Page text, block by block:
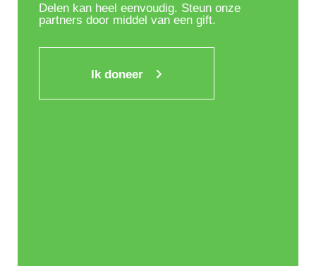
Delen kan heel eenvoudig. Steun onze
partners door middel van een gift.
Ik doneer